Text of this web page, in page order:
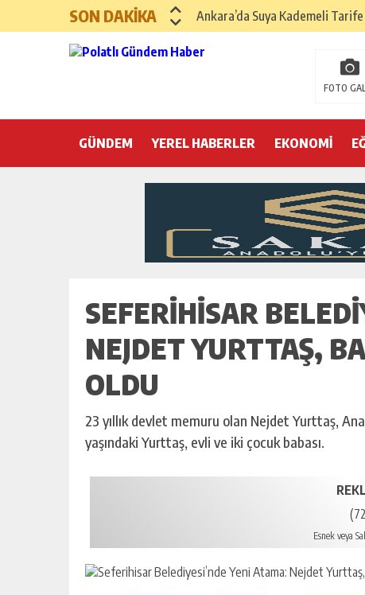
SON DAKİKA
Ankara’da Suya Kademeli
Yılın Gastronomi İlçesi Haymana
Polatlı Sakarya Köyü’nde Kırım
Hayri Kozanoğlu… Erdoğan’ın 3
Saray makyaj tutmaz
Seçmeli demokrasi: Kimine
FOTO
GÜNDEM YEREL HABERLER EKONOMİ
SEFERIHISAR
NEJDET YURTTAŞ,
OLDU
23 yıllık devlet memuru olan Nejdet Yurttaş,
yaşındaki Yurttaş, evli ve iki çocuk babası.
Esnek veya